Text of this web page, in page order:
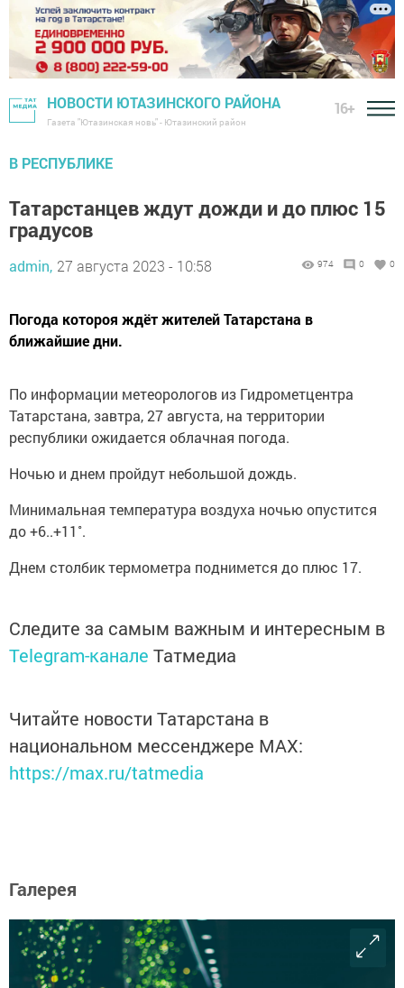
НОВОСТИ ЮТАЗИНСКОГО РАЙОНА
Газета "Ютазинская новь" - Ютазинский район
16+
В РЕСПУБЛИКЕ
Татарстанцев ждут дожди и до плюс 15
градусов
admin, 27 августа 2023 - 10:58 974 0 0
Погода котороя ждёт жителей Татарстана в
ближайшие дни.
По информации метеорологов из Гидрометцентра
Татарстана, завтра, 27 августа, на территории
республики ожидается облачная погода.
Ночью и днем пройдут небольшой дождь.
Минимальная температура воздуха ночью опустится
до +6..+11˚.
Днем столбик термометра поднимется до плюс 17.
Следите за самым важным и интересным в
Telegram-канале Татмедиа
Читайте новости Татарстана в
национальном мессенджере MАХ:
https://max.ru/tatmedia
Галерея